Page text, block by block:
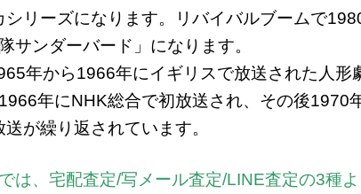
リーズになります。リバイバルブームで
サンダーバード」になります。
年から1966年にイギリスで放送された人形
年にNHK総合で初放送され、その後1970
が繰り返されています。
は、宅配査定/写メール査定/LINE査定の3種